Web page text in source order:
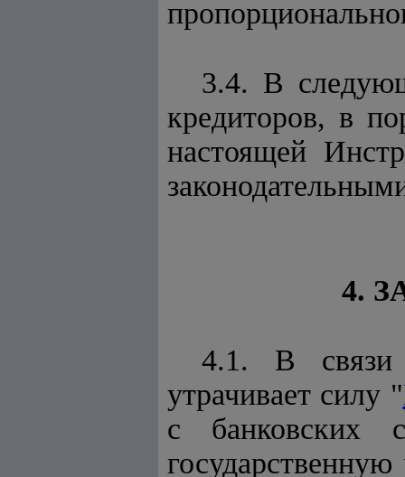
3.4. В
кредиторов, в
настоящей
4.
4.1. В связи
утрачивает силу "
с банковских